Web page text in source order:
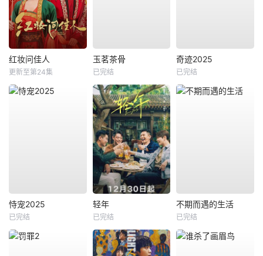
红妆问佳人
更新至第24集
玉茗茶骨
已完结
奇迹2025
已完结
恃宠2025
已完结
轻年
已完结
不期而遇的生活
已完结